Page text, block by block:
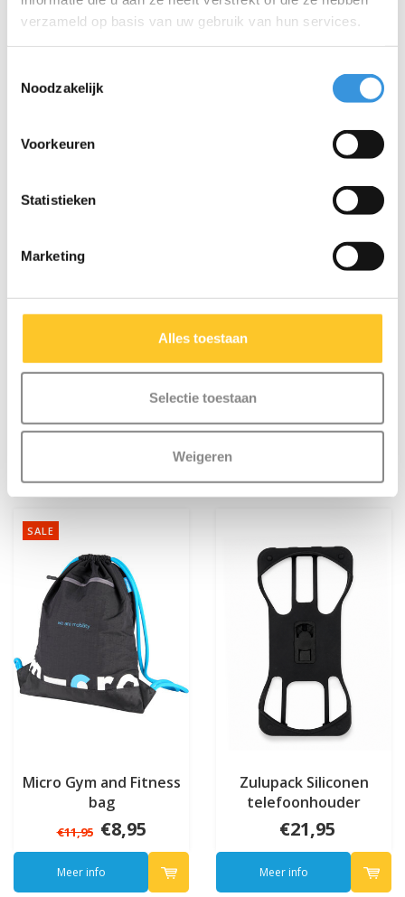
verzameld op basis van uw gebruik van hun services.
Noodzakelijk
Voorkeuren
Statistieken
Marketing
Alles toestaan
Selectie toestaan
Weigeren
Meer info
Scootaseatz
Micro Balnet
SALE
Micro Gym and Fitness
bag
€11,95 €8,95
Meer info
Zulupack Siliconen
telefoonhouder
€21,95
Meer info